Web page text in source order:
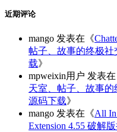
近期评论
mango 发表在《
帖子、故事的终极社
载》
mpweixin用户 发表
天室、帖子、故事的
源码下载》
mango 发表在《All In
Extension 4.55 破解